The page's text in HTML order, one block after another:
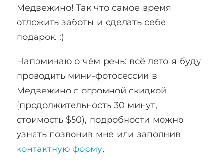
Медвежино! Так что самое время
отложить заботы и сделать себе
подарок. :)
Напоминаю о чём речь: всё лето я буду
проводить мини-фотосессии в
Медвежино с огромной скидкой
(продолжительность 30 минут,
стоимость $50), подробности можно
узнать позвонив мне или заполнив
контактную форму.